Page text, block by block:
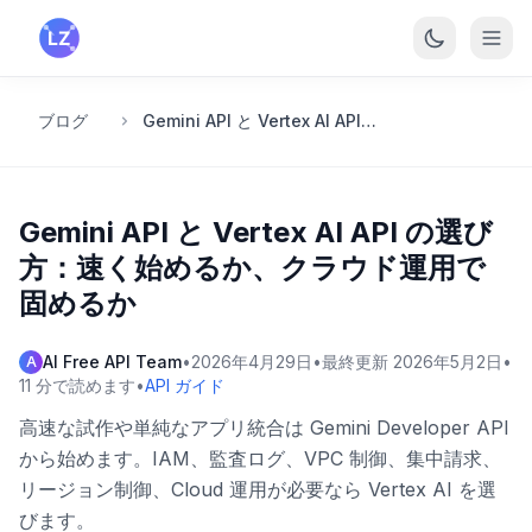
メインコンテンツへスキップ
ブログ Gemini API と Vertex AI API の選び方：速く始めるか、クラウド運用で固めるか
Gemini API と Vertex AI API の選び
方：速く始めるか、クラウド運用で
固めるか
A AI Free API Team•2026年4月29日 •最終更新 2026年5月2日 •
11 分で読めます•API ガイド
高速な試作や単純なアプリ統合は Gemini Developer API
から始めます。IAM、監査ログ、VPC 制御、集中請求、
リージョン制御、Cloud 運用が必要なら Vertex AI を選
びます。